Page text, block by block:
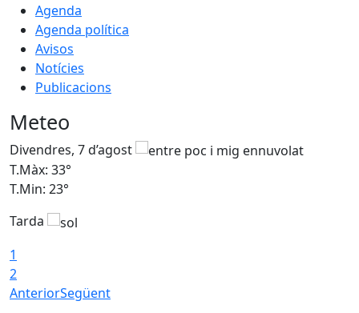
Agenda
Agenda política
Avisos
Notícies
Publicacions
Meteo
Divendres, 7 d’agost
T.Màx: 33°
T.Min: 23°
Tarda
1
2
AnteriorSegüent